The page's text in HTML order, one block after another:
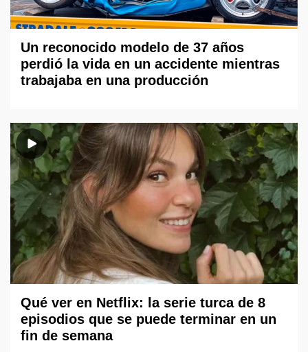
Un reconocido modelo de 37 años
perdió la vida en un accidente mientras
trabajaba en una producción
Qué ver en Netflix: la serie turca de 8
episodios que se puede terminar en un
fin de semana